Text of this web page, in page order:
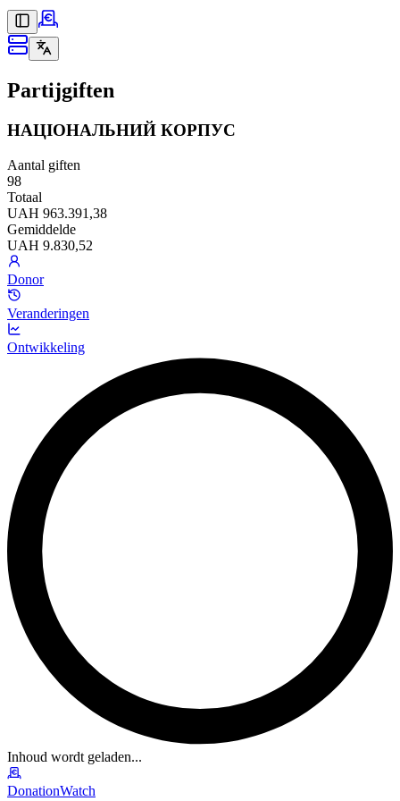
Partijgiften
НАЦІОНАЛЬНИЙ КОРПУС
Aantal giften
98
Totaal
UAH 963.391,38
Gemiddelde
UAH 9.830,52
Donor
Veranderingen
Ontwikkeling
Inhoud wordt geladen...
DonationWatch